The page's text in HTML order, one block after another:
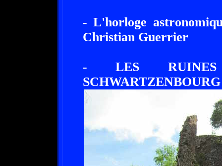
- L'horloge
Christian Guerrier
- LES